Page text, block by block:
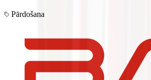
Pārdošana